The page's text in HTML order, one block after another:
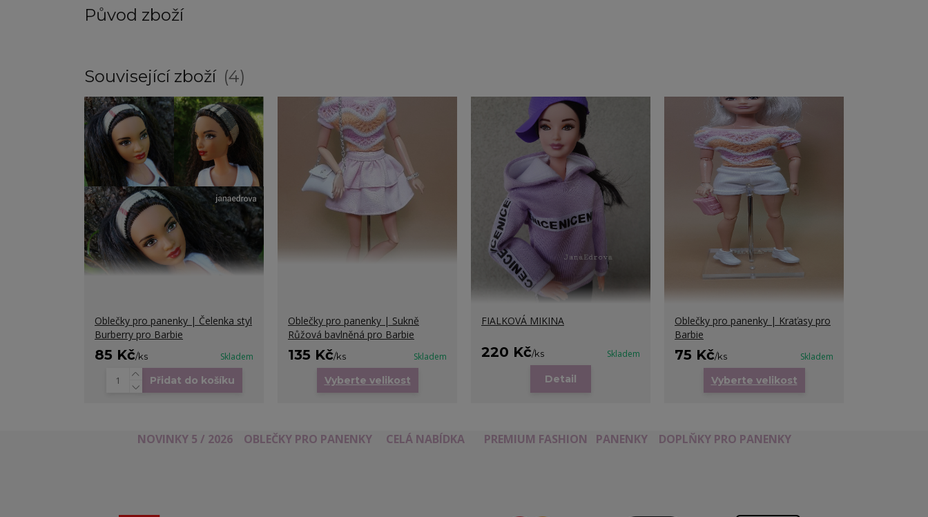
Původ zboží
Související zboží 4
Oblečky pro panenky | Čelenka styl
Burberry pro Barbie
85 Kč/ks Skladem
Přidat do košíku
Oblečky pro panenky | Sukně
Růžová bavlněná pro Barbie
135 Kč/ks Skladem
Vyberte velikost
FIALKOVÁ MIKINA
220 Kč/ks Skladem
Detail
Oblečky pro panenky | Kraťasy pro
Barbie
75 Kč/ks Skladem
Vyberte velikost
NOVINKY 5 / 2026 OBLEČKY PRO PANENKY CELÁ NABÍDKA PREMIUM FASHION PANENKY DOPLŇKY PRO PANENKY